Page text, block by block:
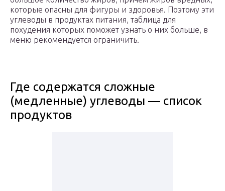
которые опасны для фигуры и здоровья. Поэтому эти
углеводы в продуктах питания, таблица для
похудения которых поможет узнать о них больше, в
меню рекомендуется ограничить.
Где содержатся сложные
(медленные) углеводы — список
продуктов